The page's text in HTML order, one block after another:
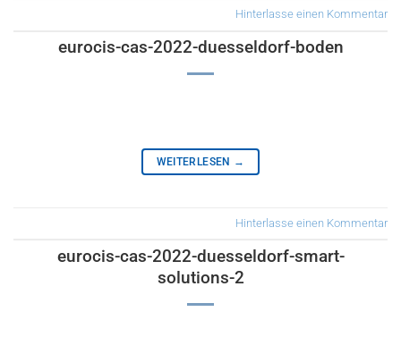
Hinterlasse einen Kommentar
eurocis-cas-2022-duesseldorf-boden
WEITERLESEN →
Hinterlasse einen Kommentar
eurocis-cas-2022-duesseldorf-smart-
solutions-2